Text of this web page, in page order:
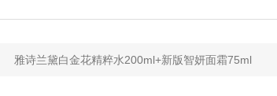
雅诗兰黛白金花精粹水200ml+新版智妍面霜75ml